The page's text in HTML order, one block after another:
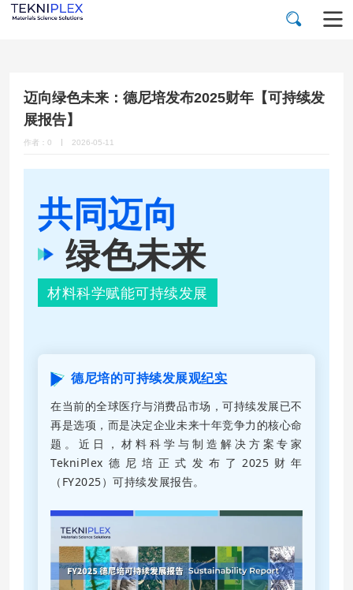
迈向绿色未来：德尼培发布2025财年【可持续发
展报告】
作者：0 2026-05-11
共同迈向
绿色未来
材料科学赋能可持续发展
德尼培的可持续发展观纪实
在当前的全球医疗与消费品市场，可持续发展已不
再是选项，而是决定企业未来十年竞争力的核心命
题。近日，材料科学与制造解决方案专家
TekniPlex德尼培正式发布了2025财年
（FY2025）可持续发展报告。